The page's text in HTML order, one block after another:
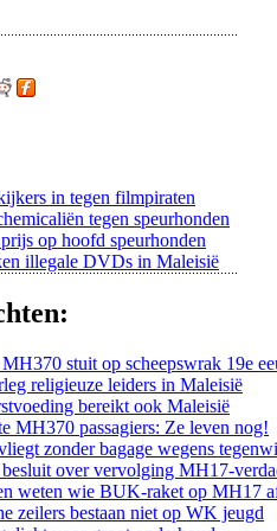
in tegen filmpiraten
tegen speurhonden
op hoofd speurhonden
illegale DVDs in Maleisië
stuit op scheepswrak 19e
religieuze leiders in Maleisië
bereikt ook Maleisië
MH370 passagiers: Ze leven nog!
zonder bagage wegens
over vervolging MH17-
weten wie BUK-raket op MH17
zeilers bestaan niet op WK jeugd